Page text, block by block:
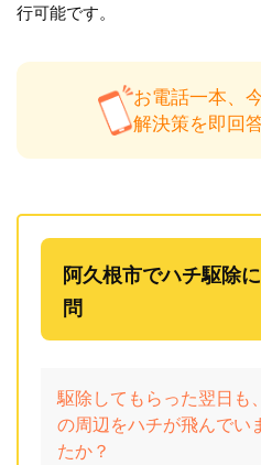
行可能です。
お電話一本、
解決策を即回答
阿久根市でハチ駆除
問
駆除してもらった翌日も
の周辺をハチが飛んでい
たか？